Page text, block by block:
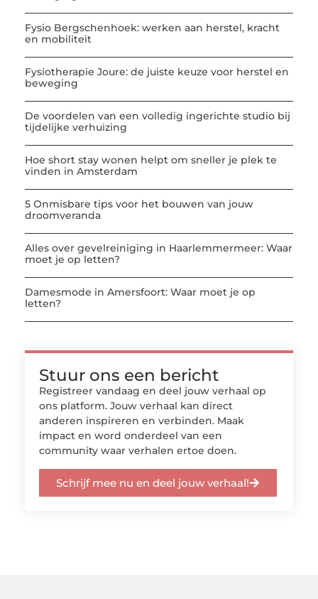
Fysio Bergschenhoek: werken aan herstel, kracht
en mobiliteit
Fysiotherapie Joure: de juiste keuze voor herstel en
beweging
De voordelen van een volledig ingerichte studio bij
tijdelijke verhuizing
Hoe short stay wonen helpt om sneller je plek te
vinden in Amsterdam
5 Onmisbare tips voor het bouwen van jouw
droomveranda
Alles over gevelreiniging in Haarlemmermeer: Waar
moet je op letten?
Damesmode in Amersfoort: Waar moet je op
letten?
Stuur ons een bericht
Registreer vandaag en deel jouw verhaal op
ons platform. Jouw verhaal kan direct
anderen inspireren en verbinden. Maak
impact en word onderdeel van een
community waar verhalen ertoe doen.
Schrijf mee nu en deel jouw verhaal!